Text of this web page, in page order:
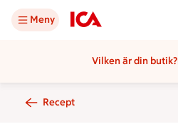
Meny
Vilken är din butik?
Recept